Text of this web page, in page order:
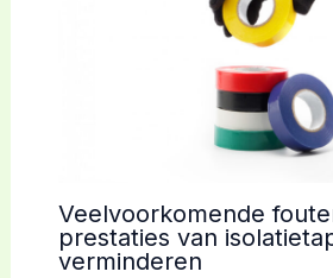
Veelvoorkomende
prestaties van
verminderen